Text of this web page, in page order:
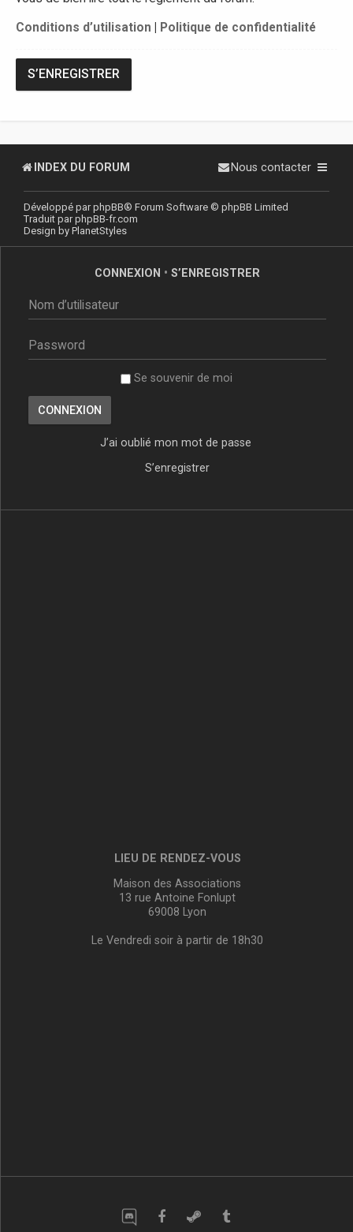
Conditions d’utilisation Politique de confidentialité
S’ENREGISTRER
INDEX DU FORUM Nous contacter
Développé parphpBB® Forum Software © phpBB Limited
Traduit parphpBB-fr.com
Design by PlanetStyles
CONNEXION • S’ENREGISTRER
Se souvenir de moi
J’ai oublié mon mot de passe
S’enregistrer
LIEU DE RENDEZ-VOUS
Maison des Associations
13 rue Antoine Fonlupt
69008 Lyon
Le Vendredi soir à partir de 18h30